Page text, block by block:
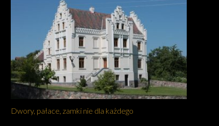
Dwory, pałace, zamki nie dla każdego